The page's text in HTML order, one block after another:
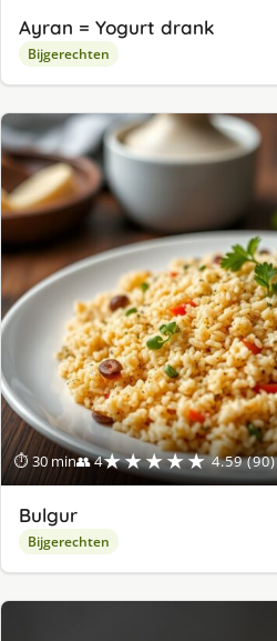
Ayran = Yogurt drank
Bijgerechten
⏱ 30 min👥 4★★★★★ 4.59 (90)
Bulgur
Bijgerechten